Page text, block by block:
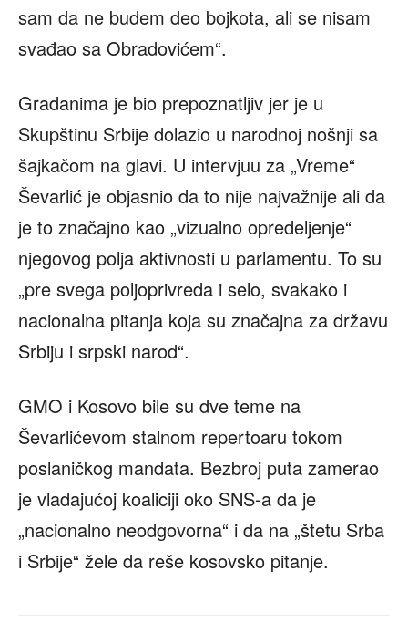
sam da ne budem deo bojkota, ali se nisam
svađao sa Obradovićem“.
Građanima je bio prepoznatljiv jer je u
Skupštinu Srbije dolazio u narodnoj nošnji sa
šajkačom na glavi. U intervjuu za „Vreme“
Ševarlić je objasnio da to nije najvažnije ali da
je to značajno kao „vizualno opredeljenje“
njegovog polja aktivnosti u parlamentu. To su
„pre svega poljoprivreda i selo, svakako i
nacionalna pitanja koja su značajna za državu
Srbiju i srpski narod“.
GMO i Kosovo bile su dve teme na
Ševarlićevom stalnom repertoaru tokom
poslaničkog mandata. Bezbroj puta zamerao
je vladajućoj koaliciji oko SNS-a da je
„nacionalno neodgovorna“ i da na „štetu Srba
i Srbije“ žele da reše kosovsko pitanje.